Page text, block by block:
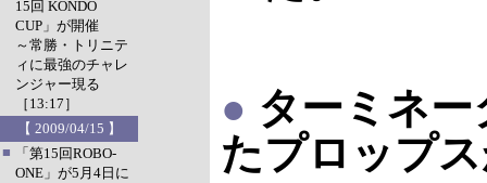
15回 KONDO
CUP」が開催
～常勝・トリニテ
ィに最強のチャレ
ンジャー現る
［13:17］
【 2009/04/15 】
■
「第15回ROBO-
ONE」が5月4日に
● ターミネ
たプロップ